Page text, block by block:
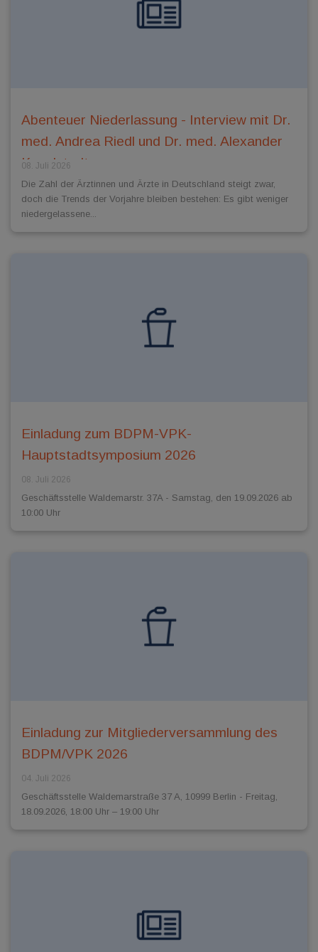
Abenteuer Niederlassung - Interview mit Dr.
med. Andrea Riedl und Dr. med. Alexander
Kugelstadt
08. Juli 2026
Die Zahl der Ärztinnen und Ärzte in Deutschland steigt zwar,
doch die Trends der Vorjahre bleiben bestehen: Es gibt weniger
niedergelassene...
Einladung zum BDPM-VPK-
Hauptstadtsymposium 2026
08. Juli 2026
Geschäftsstelle Waldemarstr. 37A - Samstag, den 19.09.2026 ab
10:00 Uhr
Einladung zur Mitgliederversammlung des
BDPM/VPK 2026
04. Juli 2026
Geschäftsstelle Waldemarstraße 37 A, 10999 Berlin - Freitag,
18.09.2026, 18:00 Uhr – 19:00 Uhr